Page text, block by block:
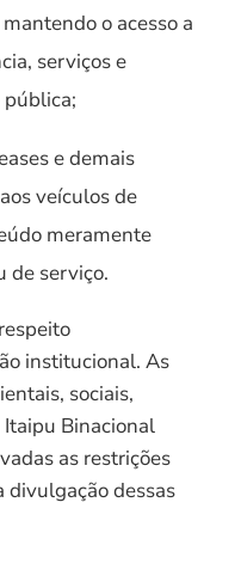
o acesso a
serviços e
e demais
veículos de
meramente
de serviço.
institucional. As
sociais,
Binacional
as restrições
divulgação dessas